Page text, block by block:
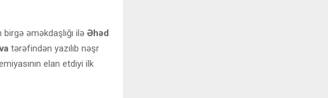
əməkdaşlığı ilə Əhəd
tərəfindən yazılıb nəşr
elan etdiyi ilk